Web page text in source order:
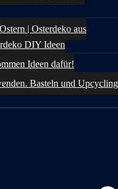
| Osterdeko aus
DIY Ideen
Ideen dafür!
Basteln und Upcycling